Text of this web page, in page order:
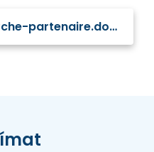
secure-ic-recherche-partenaire.docx